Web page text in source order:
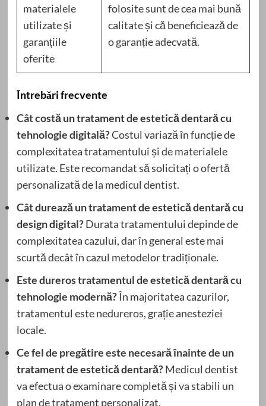
materialele
utilizate și
garanțiile
oferite
folosite sunt de cea mai bună
calitate și că beneficiează de
o garanție adecvată.
Întrebări frecvente
Cât costă un tratament de estetică dentară cu
tehnologie digitală?Costul variază în funcție de
complexitatea tratamentului și de materialele
utilizate. Este recomandat să solicitați o ofertă
personalizată de la medicul dentist.
Cât durează un tratament de estetică dentară cu
design digital?Durata tratamentului depinde de
complexitatea cazului, dar în general este mai
scurtă decât în cazul metodelor tradiționale.
Este dureros tratamentul de estetică dentară cu
tehnologie modernă?În majoritatea cazurilor,
tratamentul este nedureros, grație anesteziei
locale.
Ce fel de pregătire este necesară înainte de un
tratament de estetică dentară?Medicul dentist
va efectua o examinare completă și va stabili un
plan de tratament personalizat.